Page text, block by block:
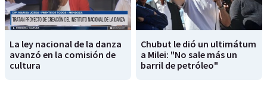
La ley nacional de la danza
avanzó en la comisión de
cultura
Chubut le dió un ultimátum
a Milei: "No sale más un
barril de petróleo"